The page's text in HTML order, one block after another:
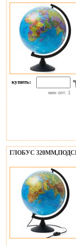
купить:
мин опт: 1
ГЛОБУС